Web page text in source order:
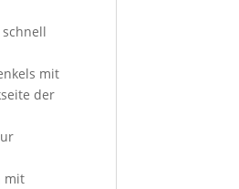
mit
der
mit